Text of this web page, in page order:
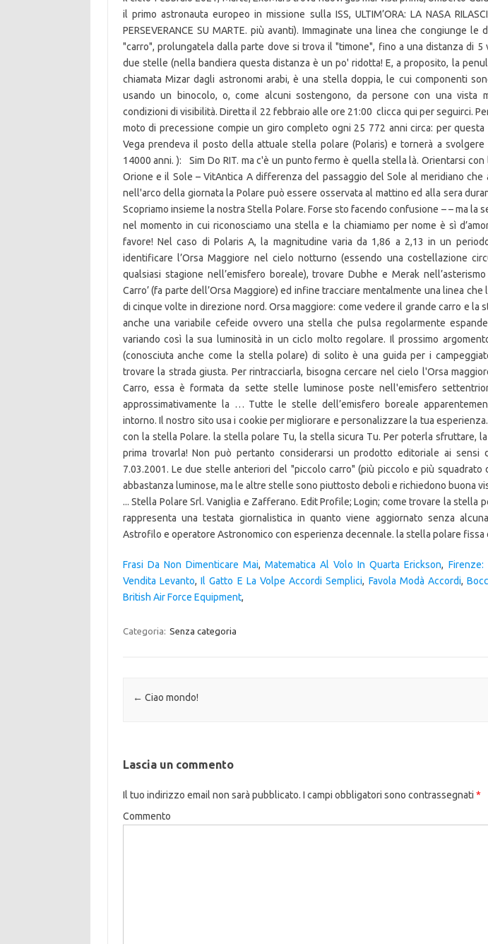
Frasi Da Non Dimenticare Mai,Matematica Al Volo In Quarta Erickson, Firenze:
Vendita Levanto,Il Gatto E La Volpe Accordi Semplici, Favola Modà Accordi,
British Air Force Equipment,
Categoria: Senza categoria
Navigazione articolo
← Ciao mondo!
Lascia un commento
Il tuo indirizzo email non sarà pubblicato. I campi obbligatori sono contrassegnati *
Commento